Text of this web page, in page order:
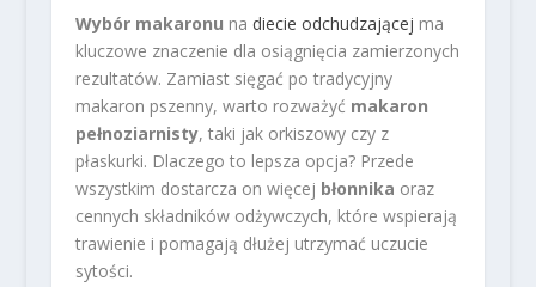
Wybór makaronu na diecie odchudzającej ma
kluczowe znaczenie dla osiągnięcia zamierzonych
rezultatów. Zamiast sięgać po tradycyjny
makaron pszenny, warto rozważyć makaron
pełnoziarnisty, taki jak orkiszowy czy z
płaskurki. Dlaczego to lepsza opcja? Przede
wszystkim dostarcza on więcej błonnika oraz
cennych składników odżywczych, które wspierają
trawienie i pomagają dłużej utrzymać uczucie
sytości.